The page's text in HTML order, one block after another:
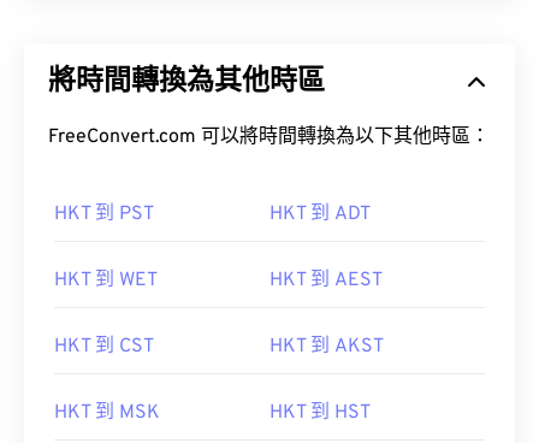
將時間轉換為其他時區
FreeConvert.com 可以將時間轉換為以下其他時區：
HKT 到 PST HKT 到 ADT
HKT 到 WET HKT 到 AEST
HKT 到 CST HKT 到 AKST
HKT 到 MSK HKT 到 HST